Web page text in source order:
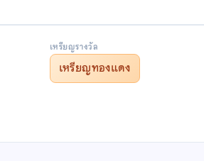
เหรียญรางวัล
เหรียญทองแดง